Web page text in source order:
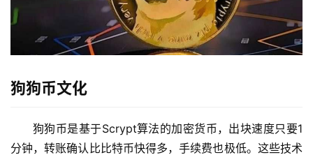
狗狗币文化
狗狗币是基于Scrypt算法的加密货币，出块速度只要1
分钟，转账确认比比特币快得多，手续费也极低。这些技术